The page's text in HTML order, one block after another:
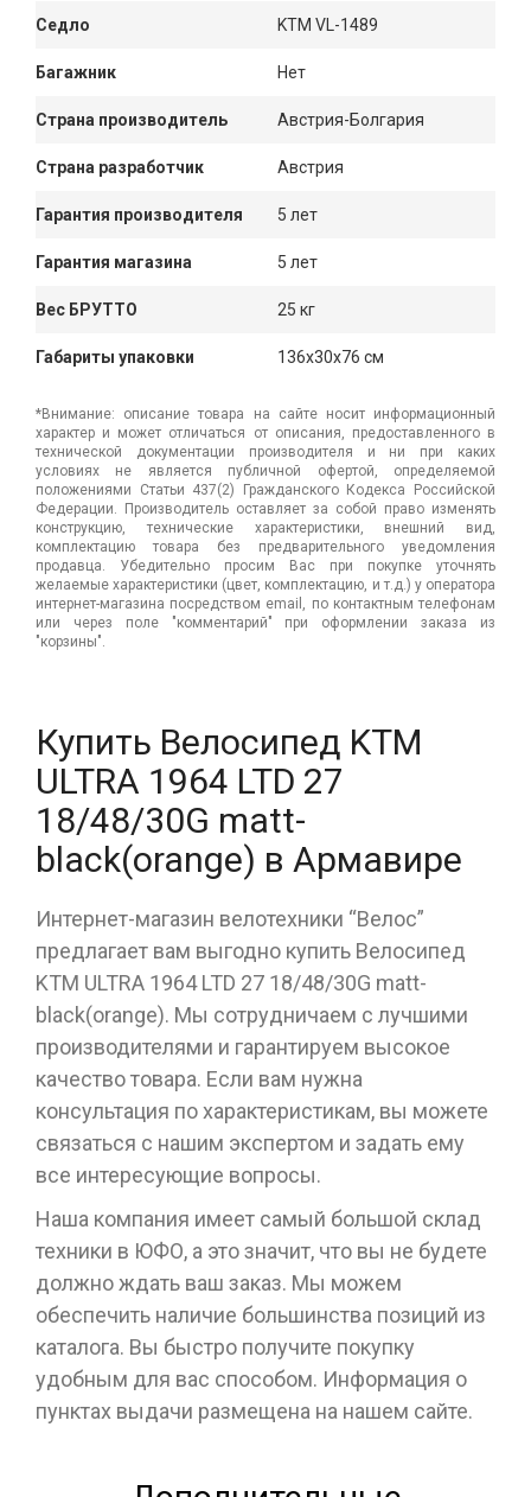
Седло KTM VL-1489
Багажник Нет
Страна производитель Австрия-Болгария
Страна разработчик Австрия
Гарантия производителя 5 лет
Гарантия магазина 5 лет
Вес БРУТТО 25 кг
Габариты упаковки 136x30x76 см
*Внимание: описание товара на сайте носит информационный
характер и может отличаться от описания, предоставленного в
технической документации производителя и ни при каких
условиях не является публичной офертой, определяемой
положениями Статьи 437(2) Гражданского Кодекса Российской
Федерации. Производитель оставляет за собой право изменять
конструкцию, технические характеристики, внешний вид,
комплектацию товара без предварительного уведомления
продавца. Убедительно просим Вас при покупке уточнять
желаемые характеристики (цвет, комплектацию, и т.д.) у оператора
интернет-магазина посредством email, по контактным телефонам
или через поле "комментарий" при оформлении заказа из
"корзины".
Купить Велосипед KTM
ULTRA 1964 LTD 27
18/48/30G matt-
black(orange) в Армавире
Интернет-магазин велотехники “Велос”
предлагает вам выгодно купить Велосипед
KTM ULTRA 1964 LTD 27 18/48/30G matt-
black(orange). Мы сотрудничаем с лучшими
производителями и гарантируем высокое
качество товара. Если вам нужна
консультация по характеристикам, вы можете
связаться с нашим экспертом и задать ему
все интересующие вопросы.
Наша компания имеет самый большой склад
техники в ЮФО, а это значит, что вы не будете
должно ждать ваш заказ. Мы можем
обеспечить наличие большинства позиций из
каталога. Вы быстро получите покупку
удобным для вас способом. Информация о
пунктах выдачи размещена на нашем сайте.